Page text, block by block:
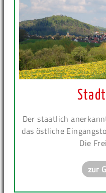
Der staatlich
das östliche
Die
zur